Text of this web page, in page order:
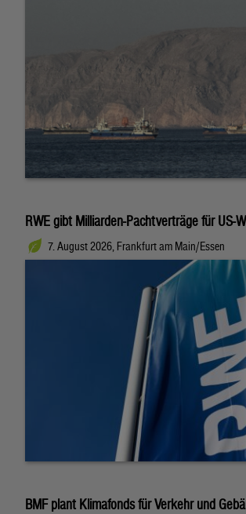
RWE gibt Milliarden-Pachtverträge für US-
7. August 2026, Frankfurt am Main/Essen
BMF plant Klimafonds für Verkehr und